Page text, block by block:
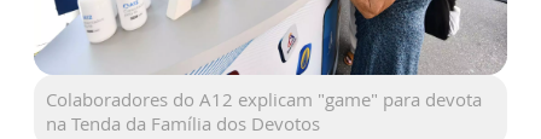
Colaboradores do A12 explicam "game" para devota
na Tenda da Família dos Devotos